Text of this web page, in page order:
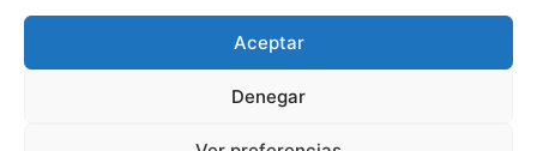
Aceptar
Denegar